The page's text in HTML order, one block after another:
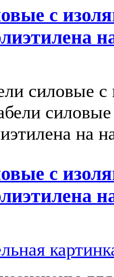
с
силовые с
силовые
на
с